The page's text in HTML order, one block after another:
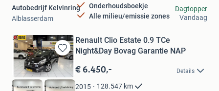
Onderhoudsboekje
Alle milieu/emissie zones
Autobedrijf Kelvinring
Alblasserdam
Dagtopper
Vandaag
Bewaren
in
Mijn
Favorieten
Renault Clio Estate 0.9 TCe
Night&Day Bovag Garantie NAP
€ 6.450,- Details
2015 128.547 km